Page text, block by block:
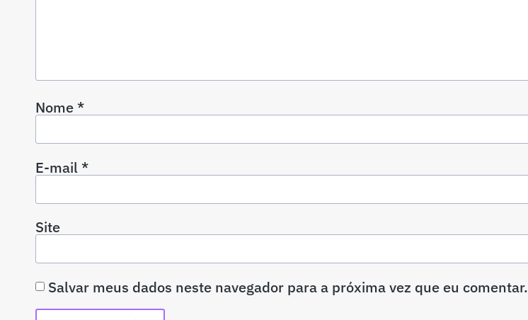
Nome*
E-mail*
Site
Salvar meus dados neste navegador para a próxima vez que eu comentar.